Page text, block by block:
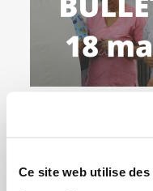
Ce site web utilise des